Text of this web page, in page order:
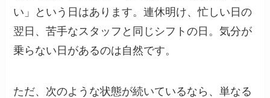
い」という日はあります。連休明け、忙しい日の
翌日、苦手なスタッフと同じシフトの日。気分が
乗らない日があるのは自然です。
ただ、次のような状態が続いているなら、単なる